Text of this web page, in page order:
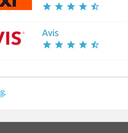
star star star star star_half
Avis
star star star star star_half